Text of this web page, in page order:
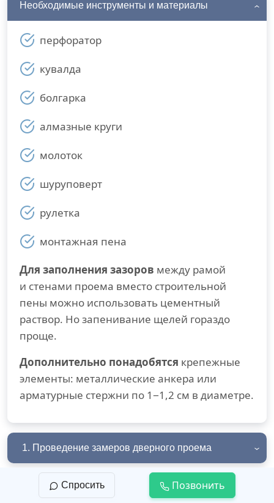
Необходимые инструменты и материалы
перфоратор
кувалда
болгарка
алмазные круги
молоток
шуруповерт
рулетка
монтажная пена
Для заполнения зазоров между рамой
и стенами проема вместо строительной
пены можно использовать цементный
раствор. Но запенивание щелей гораздо
проще.
Дополнительно понадобятся крепежные
элементы: металлические анкера или
арматурные стержни по 1−1,2 см в диаметре.
1. Проведение замеров дверного проема
2. Демонтаж старой конструкции
Спросить Позвонить